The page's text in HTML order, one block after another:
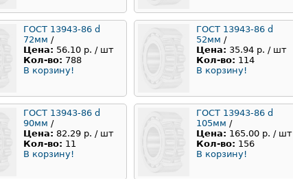
ГОСТ 13943-86 d
72мм /
Цена: 56.10 р. / шт
Кол-во: 788
В корзину!
ГОСТ 13943-86 d
52мм /
Цена: 35.94 р. / шт
Кол-во: 114
В корзину!
ГОСТ 13943-86 d
90мм /
Цена: 82.29 р. / шт
Кол-во: 11
В корзину!
ГОСТ 13943-86 d
105мм /
Цена: 165.00 р. / шт
Кол-во: 156
В корзину!